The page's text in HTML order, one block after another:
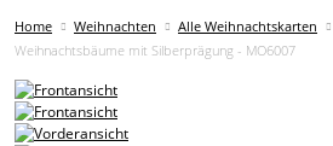
Home Weihnachten
Alle Weihnachtskarten
Weihnachtsbäume mit Silberprägung - MO6007